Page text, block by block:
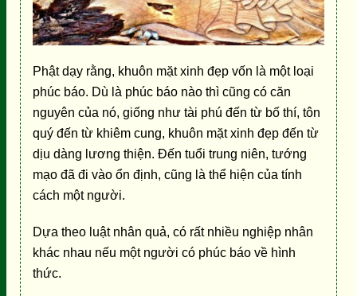
Phật dạy rằng, khuôn mặt xinh đẹp vốn là một loại
phúc báo. Dù là phúc báo nào thì cũng có căn
nguyên của nó, giống như tài phú đến từ bố thí, tôn
quý đến từ khiêm cung, khuôn mặt xinh đẹp đến từ
dịu dàng lương thiện. Đến tuổi trung niên, tướng
mạo đã đi vào ổn định, cũng là thể hiện của tính
cách một người.
Dựa theo luật nhân quả, có rất nhiều nghiệp nhân
khác nhau nếu một người có phúc báo về hình
thức.